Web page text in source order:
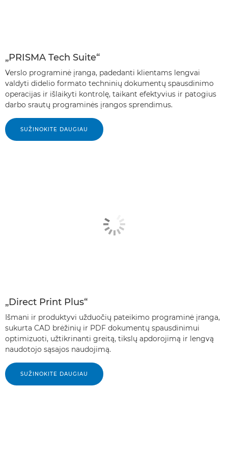
„PRISMA Tech Suite“
Verslo programinė įranga, padedanti klientams lengvai
valdyti didelio formato techninių dokumentų spausdinimo
operacijas ir išlaikyti kontrolę, taikant efektyvius ir patogius
darbo srautų programinės įrangos sprendimus.
SUŽINOKITE DAUGIAU
„Direct Print Plus“
Išmani ir produktyvi užduočių pateikimo programinė įranga,
sukurta CAD brėžinių ir PDF dokumentų spausdinimui
optimizuoti, užtikrinanti greitą, tikslų apdorojimą ir lengvą
naudotojo sąsajos naudojimą.
SUŽINOKITE DAUGIAU